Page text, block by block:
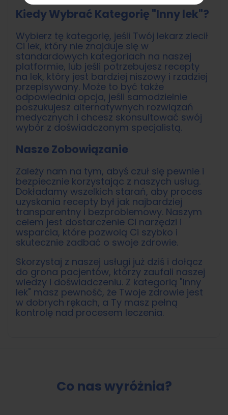
Kiedy Wybrać Kategorię "Inny lek"?
Wybierz tę kategorię, jeśli Twój lekarz zlecił
Ci lek, który nie znajduje się w
standardowych kategoriach na naszej
platformie, lub jeśli potrzebujesz recepty
na lek, który jest bardziej niszowy i rzadziej
przepisywany. Może to być także
odpowiednia opcja, jeśli samodzielnie
poszukujesz alternatywnych rozwiązań
medycznych i chcesz skonsultować swój
wybór z doświadczonym specjalistą.
Nasze Zobowiązanie
Zależy nam na tym, abyś czuł się pewnie i
bezpiecznie korzystając z naszych usług.
Dokładamy wszelkich starań, aby proces
uzyskania recepty był jak najbardziej
transparentny i bezproblemowy. Naszym
celem jest dostarczenie Ci narzędzi i
wsparcia, które pozwolą Ci szybko i
skutecznie zadbać o swoje zdrowie.
Skorzystaj z naszej usługi już dziś i dołącz
do grona pacjentów, którzy zaufali naszej
wiedzy i doświadczeniu. Z kategorią "Inny
lek" masz pewność, że Twoje zdrowie jest
w dobrych rękach, a Ty masz pełną
kontrolę nad procesem leczenia.
Co nas wyróżnia?